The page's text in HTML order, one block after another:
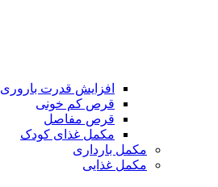
افزایش قدرت باروری
قرص کم خونی
قرص مفاصل
مکمل غذای کودک
مکمل بارداری
مکمل غذایی